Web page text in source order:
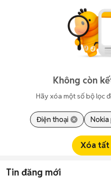
Không còn
Hãy xóa một số bộ lọc
Điện thoại Nokia
Xóa tất
Tin đăng mới